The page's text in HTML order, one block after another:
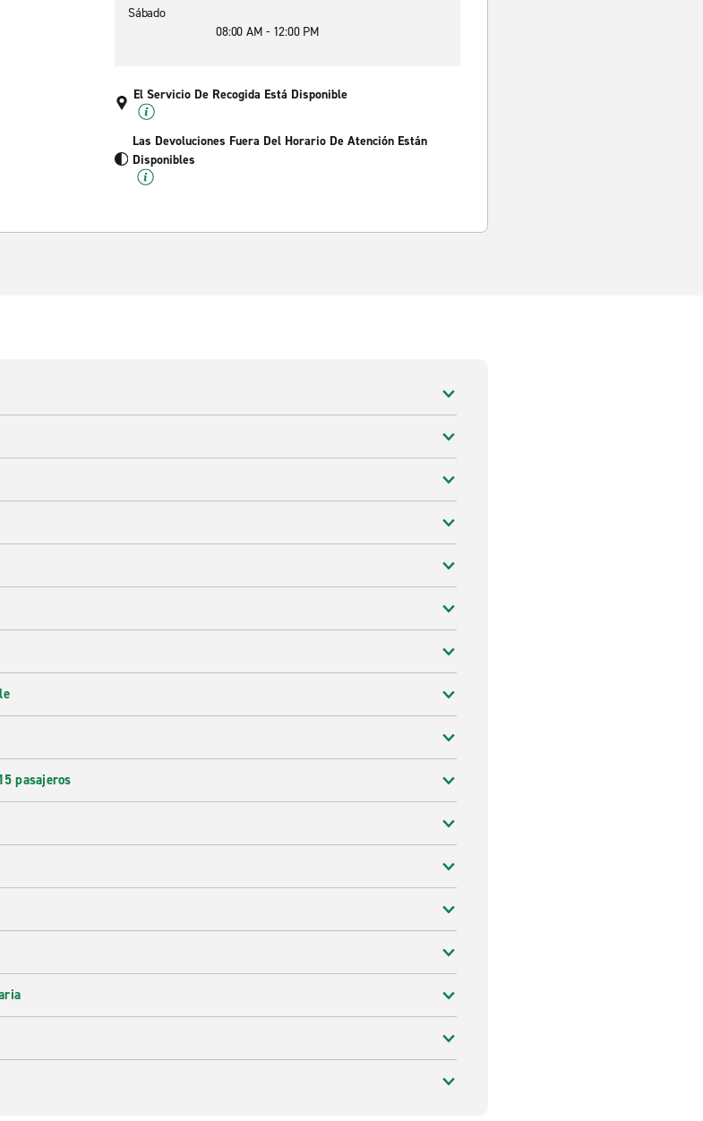
Sábado
08:00 AM - 12:00 PM
El Servicio De Recogida Está Disponible
Las Devoluciones Fuera Del Horario De Atención Están
Disponibles
pasajeros